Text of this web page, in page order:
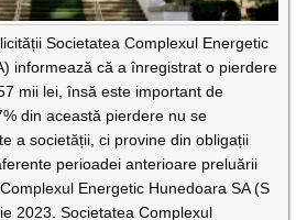
Societatea Complexul Energetic
informează că a înregistrat o pierdere
mii lei, însă este important de
din această pierdere nu se
a societății, ci provine din obligații
perioadei anterioare preluării
Energetic Hunedoara SA (S
2023. Societatea Complexul